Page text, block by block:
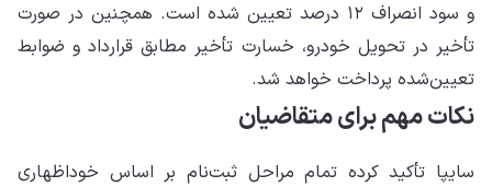
و سود انصراف ۱۲ درصد تعیین شده است. همچنین در صورت
تأخیر در تحویل خودرو، خسارت تأخیر مطابق قرارداد و ضوابط
تعیین‌شده پرداخت خواهد شد.
نکات مهم برای متقاضیان
سایپا تأکید کرده تمام مراحل ثبت‌نام بر اساس خوداظهاری